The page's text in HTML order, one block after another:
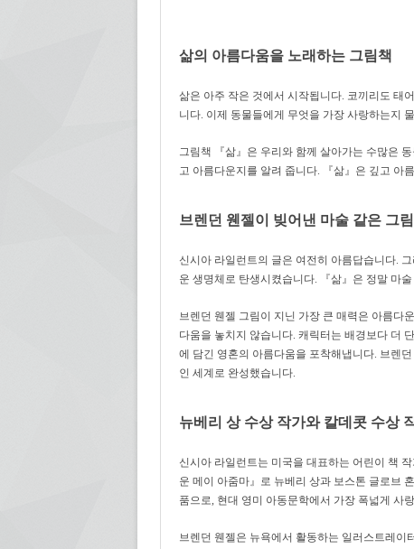
삶의 아름다움을 노래하는 그림책
삶은 아주 작은 것에서 시작됩니다. 코끼리도 태
니다. 이제 동물들에게 무엇을 가장 사랑하는지
그림책 『삶』은 우리와 함께 살아가는 수많은
고 아름다운지를 알려 줍니다.
『삶』은 깊고 아
브렌던 웬젤이 빚어낸 마술 같은 그
신시아 라일런트의 글은 여전히 아름답습니다.
운 생명체로 탄생시켰습니다.
『삶』은 정말 마
브렌던 웬젤 그림이 지닌 가장 큰 매력은 아름다
다움을 놓치지 않습니다. 캐릭터는 배경보다 더
에 담긴 영혼의 아름다움을 포착해냅니다. 브렌
인 세계로 완성했습니다.
뉴베리 상 수상 작가와 칼데콧 수상
신시아 라일런트는 미국을 대표하는 어린이 책 작
운 메이 아줌마』로 뉴베리 상과 보스톤 글로브
품으로, 현대 영미 아동문학에서 가장 폭넓게 사
브렌던 웬젤은 뉴욕에서 활동하는 일러스트레이